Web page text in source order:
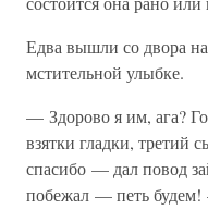
Едва вышли со двора
мстительной улыбке.
— Здорово я им, ага?
взятки гладки, третий
спасибо — дал повод
побежал — петь